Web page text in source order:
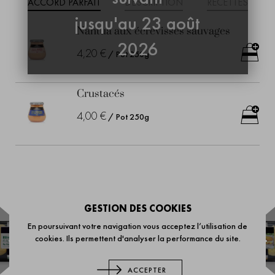
jusqu'au 23 août
2026
GESTION DES COOKIES
En poursuivant votre navigation vous acceptez l’utilisation de
cookies. Ils permettent d'analyser la performance du site.
ACCEPTER
Nantua aux écrevisses sauvages
4,20 € / Pot 250g
Crustacés
4,00 € / Pot 250g
Comté AOP Bio Légumes